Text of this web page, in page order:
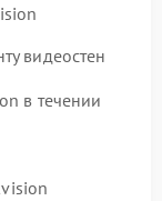
видеостен
в течении